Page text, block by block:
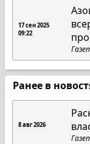
17 сен 2025
09:22
Ранее в
8 авг 2026